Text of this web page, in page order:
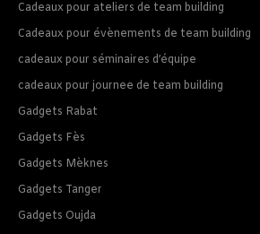
Cadeaux pour ateliers de team building
Cadeaux pour évènements de team building
cadeaux pour séminaires d’équipe
cadeaux pour journee de team building
Gadgets Rabat
Gadgets Fès
Gadgets Mèknes
Gadgets Tanger
Gadgets Oujda